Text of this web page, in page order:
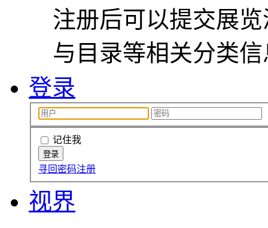
注册后可以提交展
与目录等相关分类
登录
记住我
寻回密码注册
视界